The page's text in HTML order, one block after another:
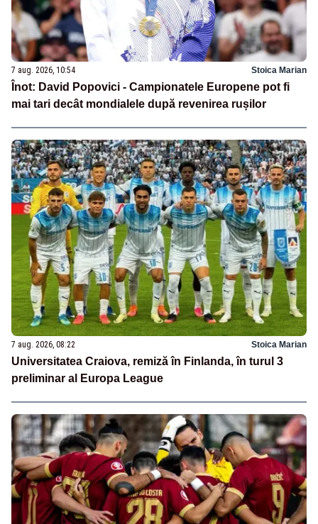
7 aug. 2026, 10:54 Stoica Marian
Înot: David Popovici - Campionatele Europene pot fi
mai tari decât mondialele după revenirea rușilor
7 aug. 2026, 08:22 Stoica Marian
Universitatea Craiova, remiză în Finlanda, în turul 3
preliminar al Europa League